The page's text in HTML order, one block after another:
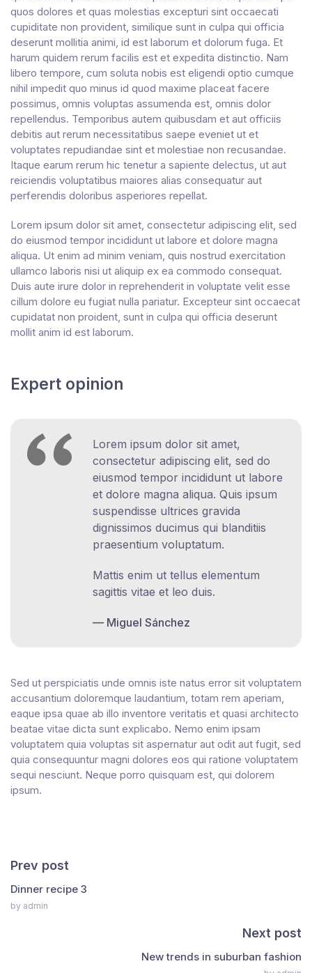
quos dolores et quas molestias excepturi sint occaecati
cupiditate non provident, similique sunt in culpa qui officia
deserunt mollitia animi, id est laborum et dolorum fuga. Et
harum quidem rerum facilis est et expedita distinctio. Nam
libero tempore, cum soluta nobis est eligendi optio cumque
nihil impedit quo minus id quod maxime placeat facere
possimus, omnis voluptas assumenda est, omnis dolor
repellendus. Temporibus autem quibusdam et aut officiis
debitis aut rerum necessitatibus saepe eveniet ut et
voluptates repudiandae sint et molestiae non recusandae.
Itaque earum rerum hic tenetur a sapiente delectus, ut aut
reiciendis voluptatibus maiores alias consequatur aut
perferendis doloribus asperiores repellat.
Lorem ipsum dolor sit amet, consectetur adipiscing elit, sed
do eiusmod tempor incididunt ut labore et dolore magna
aliqua. Ut enim ad minim veniam, quis nostrud exercitation
ullamco laboris nisi ut aliquip ex ea commodo consequat.
Duis aute irure dolor in reprehenderit in voluptate velit esse
cillum dolore eu fugiat nulla pariatur. Excepteur sint occaecat
cupidatat non proident, sunt in culpa qui officia deserunt
mollit anim id est laborum.
Expert opinion
Lorem ipsum dolor sit amet,
consectetur adipiscing elit, sed do
eiusmod tempor incididunt ut labore
et dolore magna aliqua. Quis ipsum
suspendisse ultrices gravida
dignissimos ducimus qui blanditiis
praesentium voluptatum.
Mattis enim ut tellus elementum
sagittis vitae et leo duis.
Miguel Sánchez
Sed ut perspiciatis unde omnis iste natus error sit voluptatem
accusantium doloremque laudantium, totam rem aperiam,
eaque ipsa quae ab illo inventore veritatis et quasi architecto
beatae vitae dicta sunt explicabo. Nemo enim ipsam
voluptatem quia voluptas sit aspernatur aut odit aut fugit, sed
quia consequuntur magni dolores eos qui ratione voluptatem
sequi nesciunt. Neque porro quisquam est, qui dolorem
ipsum.
Prev post
Dinner recipe 3
by admin
Next post
New trends in suburban fashion